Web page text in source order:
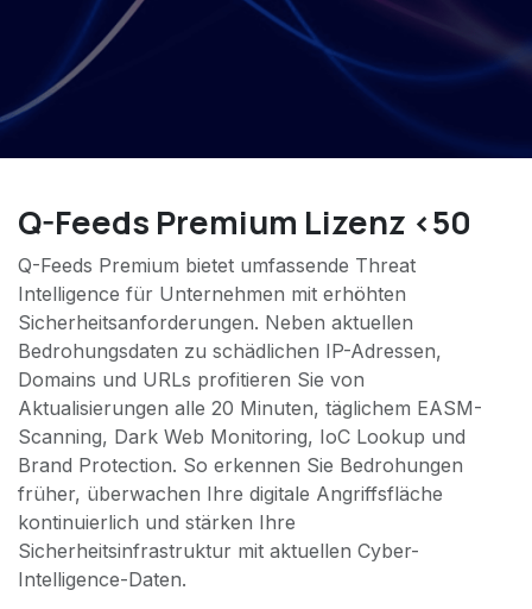
Q-Feeds Premium Lizenz <50
Q-Feeds Premium bietet umfassende Threat
Intelligence für Unternehmen mit erhöhten
Sicherheitsanforderungen. Neben aktuellen
Bedrohungsdaten zu schädlichen IP-Adressen,
Domains und URLs profitieren Sie von
Aktualisierungen alle 20 Minuten, täglichem EASM-
Scanning, Dark Web Monitoring, IoC Lookup und
Brand Protection. So erkennen Sie Bedrohungen
früher, überwachen Ihre digitale Angriffsfläche
kontinuierlich und stärken Ihre
Sicherheitsinfrastruktur mit aktuellen Cyber-
Intelligence-Daten.